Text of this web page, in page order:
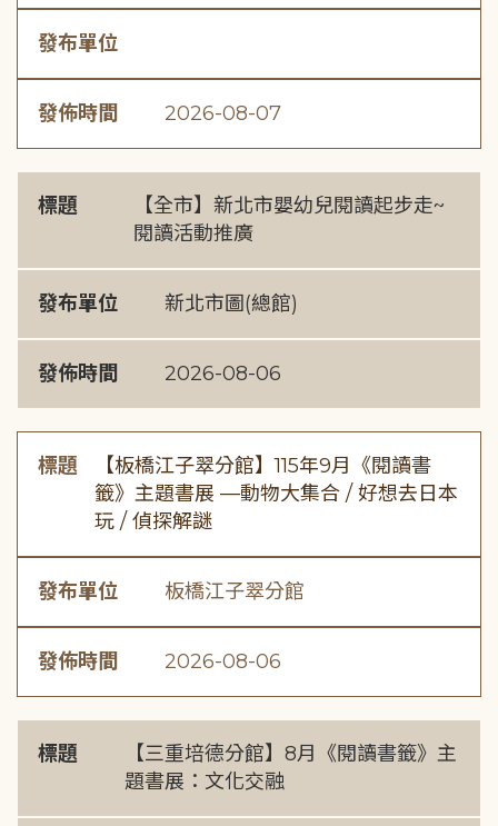
發布單位
發佈時間 2026-08-07
標題
【全市】新北市嬰幼兒閱讀起步走~
閱讀活動推廣
發布單位 新北市圖(總館)
發佈時間 2026-08-06
標題
【板橋江子翠分館】115年9月《閱讀書
籤》主題書展 —動物大集合 / 好想去日本
玩 / 偵探解謎
發布單位 板橋江子翠分館
發佈時間 2026-08-06
標題
【三重培德分館】8月《閱讀書籤》主
題書展：文化交融